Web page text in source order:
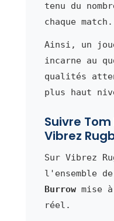
tenu du
chaque match.
Ainsi, un
incarne au
qualités
plus haut
Suivre
Vibrez
Sur Vibrez
l'ensemble
Burrowmise à
réel.